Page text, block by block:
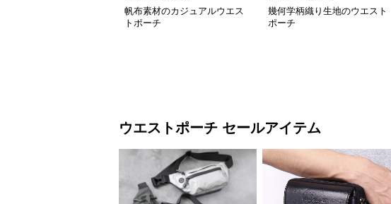
帆布素材のカジュアルウエス
トポーチ
幾何学柄織り生地のウエスト
ポーチ
ウエストポーチ セールアイテム